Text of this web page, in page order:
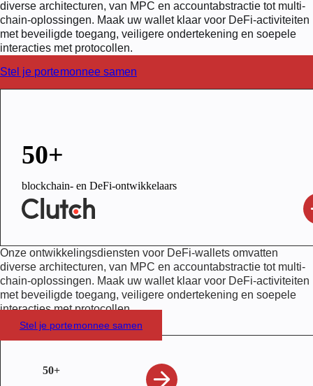
diverse architecturen, van MPC en accountabstractie tot multi-
chain-oplossingen. Maak uw wallet klaar voor DeFi-activiteiten
met beveiligde toegang, veiligere ondertekening en soepele
interacties met protocollen.
Stel je portemonnee samen
50+
blockchain- en DeFi-ontwikkelaars
Onze ontwikkelingsdiensten voor DeFi-wallets omvatten
diverse architecturen, van MPC en accountabstractie tot multi-
chain-oplossingen. Maak uw wallet klaar voor DeFi-activiteiten
met beveiligde toegang, veiligere ondertekening en soepele
interacties met protocollen.
Stel je portemonnee samen
50+